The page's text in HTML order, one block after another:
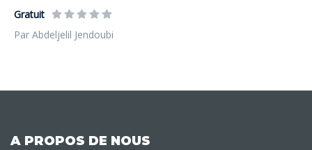
Gratuit
Par Abdeljelil Jendoubi
A PROPOS DE NOUS